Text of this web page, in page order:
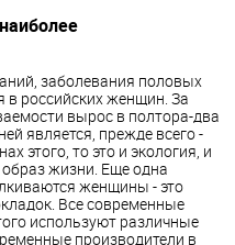
заболевания половых
в российских женщин. За
вырос в полтора-два
является, прежде всего -
этого, то это и экология, и
жизни. Еще одна
женщины - это
Все современные
используют различные
производители в